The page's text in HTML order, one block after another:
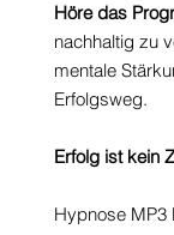
Höre das
nachhaltig zu
mentale
Erfolgsweg.
Erfolg ist kein
Hypnose MP3